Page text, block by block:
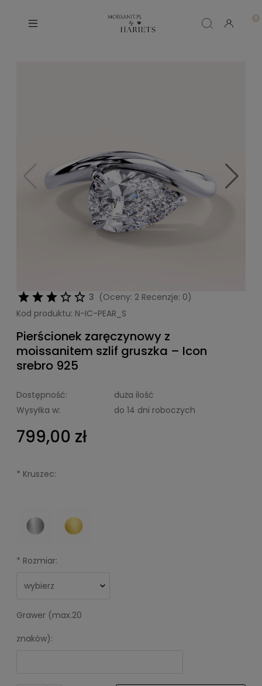
3 (Oceny: 2 Recenzje: 0)
Kod produktu: N-IC-PEAR_S
Pierścionek zaręczynowy z
moissanitem szlif gruszka – Icon
srebro 925
Dostępność:
duża ilość
Wysyłka w:
do 14 dni roboczych
799,00 zł
* Kruszec:
* Rozmiar:
Grawer (max.20
znaków):